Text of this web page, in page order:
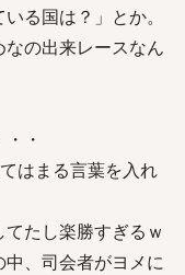
る国は？」とか。
の出来レースなん
・
まる言葉を入れ
たし楽勝すぎるｗ
、司会者がヨメに